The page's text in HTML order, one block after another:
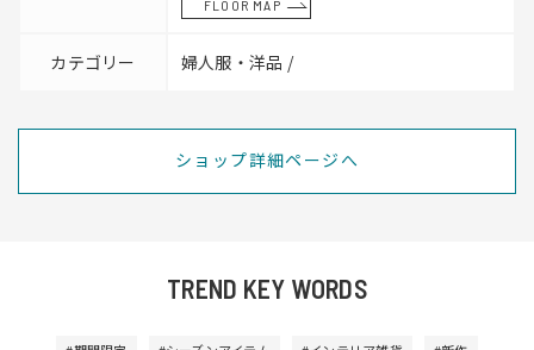
FLOOR MAP
カテゴリー 婦人服・洋品 /
ショップ詳細ページへ
TREND KEY WORDS